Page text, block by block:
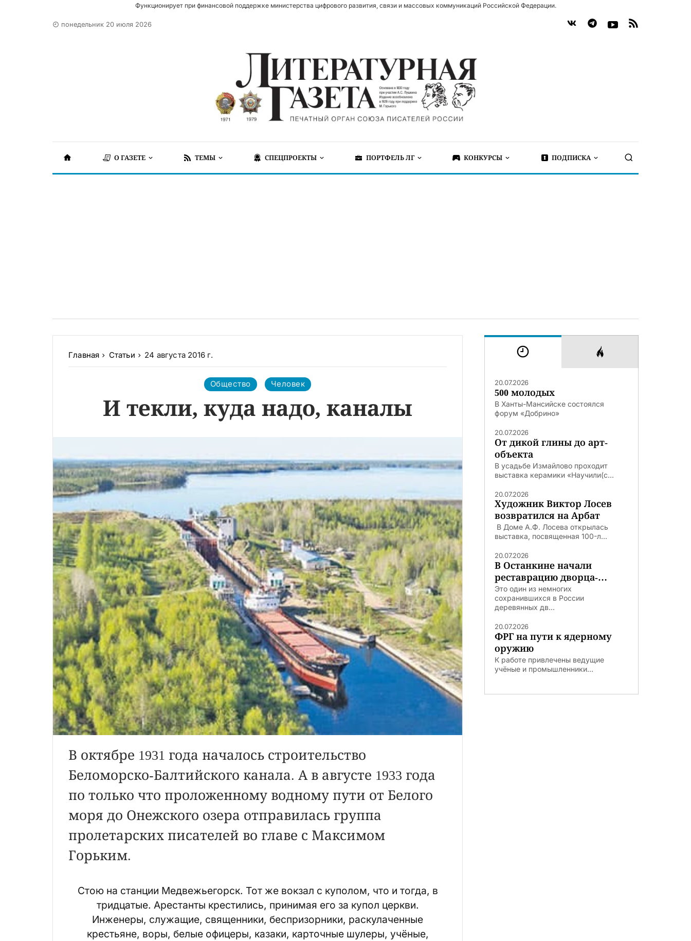
Функционирует при финансовой поддержке министерства цифрового развития, связи и массовых коммуникаций Российской Федерации.
понедельник 20 июля 2026
О ГАЗЕТЕ ТЕМЫ СПЕЦПРОЕКТЫ ПОРТФЕЛЬ ЛГ КОНКУРСЫ ПОДПИСКА
Главная Статьи 24 августа 2016 г.
Общество Человек
И текли, куда надо, каналы
В октябре 1931 года началось строительство
Беломорско-Балтийского канала. А в августе 1933 года
по только что проложенному водному пути от Белого
моря до Онежского озера отправилась группа
пролетарских писателей во главе с Максимом
Горьким.
Стою на станции Медвежьегорск. Тот же вокзал с куполом, что и тогда, в
тридцатые. Арестанты крестились, принимая его за купол церкви.
Инженеры, служащие, священники, беспризорники, раскулаченные
крестьяне, воры, белые офицеры, казаки, карточные шулеры, учёные,
20.07.2026
500 молодых
В Ханты-Мансийске состоялся
форум «Добрино»
20.07.2026
От дикой глины до арт-
объекта
В усадьбе Измайлово проходит
выставка керамики «Научили(с...
20.07.2026
Художник Виктор Лосев
возвратился на Арбат
В Доме А.Ф. Лосева открылась
выставка, посвященная 100-л...
20.07.2026
В Останкине начали
реставрацию дворца-
театра
Это один из немногих
сохранившихся в России
деревянных дв...
20.07.2026
ФРГ на пути к ядерному
оружию
К работе привлечены ведущие
учёные и промышленники...